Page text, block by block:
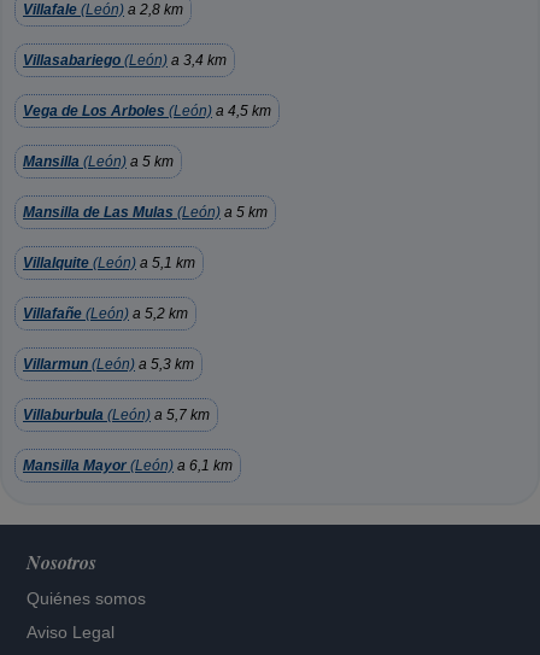
Villafale (León) a 2,8 km
Villasabariego (León) a 3,4 km
Vega de Los Arboles (León) a 4,5 km
Mansilla (León) a 5 km
Mansilla de Las Mulas (León) a 5 km
Villalquite (León) a 5,1 km
Villafañe (León) a 5,2 km
Villarmun (León) a 5,3 km
Villaburbula (León) a 5,7 km
Mansilla Mayor (León) a 6,1 km
Nosotros
Quiénes somos
Aviso Legal